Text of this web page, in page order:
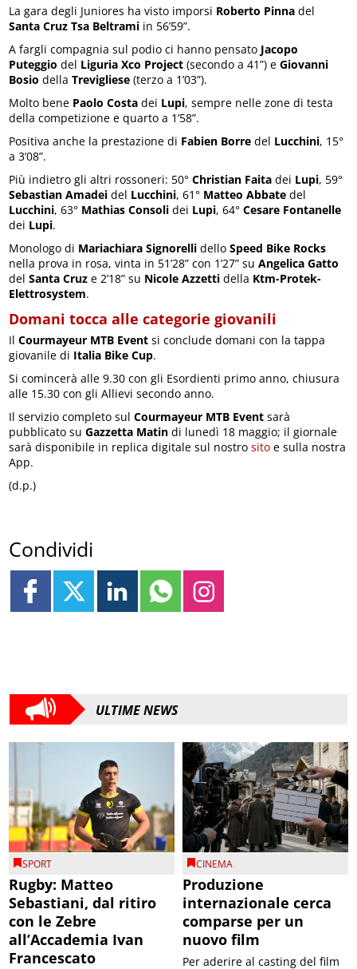
La gara degli Juniores ha visto imporsi Roberto Pinna del
Santa Cruz Tsa Beltrami in 56’59”.
A fargli compagnia sul podio ci hanno pensato Jacopo
Puteggio del Liguria Xco Project (secondo a 41”) eGiovanni
Bosio dellaTrevigliese (terzo a 1’03”).
Molto bene Paolo Costa dei Lupi, sempre nelle zone di testa
della competizione e quarto a 1’58”.
Positiva anche la prestazione di Fabien Borre del Lucchini, 15°
a 3’08”.
Più indietro gli altri rossoneri: 50°Christian Faita dei Lupi, 59°
Sebastian Amadei del Lucchini, 61° Matteo Abbate del
Lucchini, 63° Mathias Consoli dei Lupi, 64°Cesare Fontanelle
dei Lupi.
Monologo di Mariachiara Signorelli delloSpeed Bike Rocks
nella prova in rosa, vinta in 51’28” con 1’27” suAngelica Gatto
delSanta Cruz e 2’18” su Nicole Azzetti della Ktm-Protek-
Elettrosystem.
Domani tocca alle categorie giovanili
IlCourmayeur MTB Event si conclude domani con la tappa
giovanile di Italia Bike Cup.
Si comincerà alle 9.30 con gli Esordienti primo anno, chiusura
alle 15.30 con gli Allievi secondo anno.
Il servizio completo sulCourmayeur MTB Event sarà
pubblicato suGazzetta Matin di lunedì 18 maggio; il giornale
sarà disponibile in replica digitale sul nostrosito e sulla nostra
App.
(d.p.)
Condividi
ULTIME NEWS
SPORT
Rugby: Matteo
Sebastiani, dal ritiro
con le Zebre
all’Accademia Ivan
Francescato
CINEMA
Produzione
internazionale cerca
comparse per un
nuovo film
Per aderire al casting del film